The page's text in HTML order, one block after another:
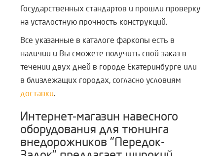
Государственных стандартов и прошли проверку
на усталостную прочность конструкций.
Все указанные в каталоге фаркопы есть в
наличии и Вы сможете получить свой заказ в
течении двух дней в городе Екатеринбурге или
в близлежащих городах, согласно условиям
доставки.
Интернет-магазин навесного
оборудования для тюнинга
внедорожников "Передок-